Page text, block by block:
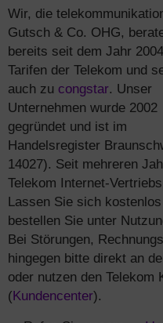
Wir, die
Gutsch & Co. OHG,
bereits seit dem Jahr
Tarifen der Telekom und
auch zu congstar. Unser
Unternehmen wurde 2002
gegründet und ist im
Handelsregister
14027). Seit mehreren
Telekom Internet-
Lassen Sie sich
bestellen Sie unter
Bei Störungen,
hingegen bitte direkt an
oder nutzen den Telekom
(Kundencenter).